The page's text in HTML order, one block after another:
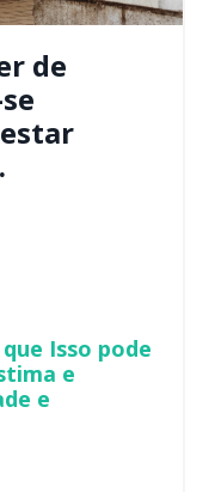
de
Isso pode
e
e